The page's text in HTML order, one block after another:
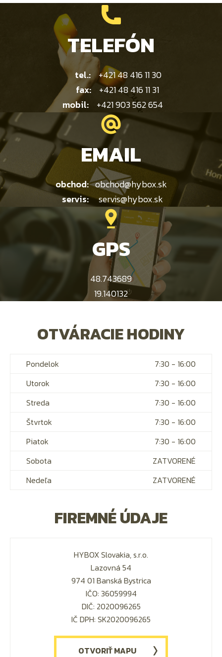
TELEFÓN
tel.: +421 48 416 11 30
fax:
+421 48 416 11 31
mobil:
+421 903 562 654
EMAIL
obchod: obchod@hybox.sk
servis:
servis@hybox.sk
GPS
48.743689
19.140132
OTVÁRACIE HODINY
Pondelok
7:30 - 16:00
Utorok
7:30 - 16:00
Streda
7:30 - 16:00
Štvrtok
7:30 - 16:00
Piatok
7:30 - 16:00
Sobota
ZATVORENÉ
Nedeľa
ZATVORENÉ
FIREMNÉ ÚDAJE
HYBOX Slovakia, s.r.o.
Lazovná 54
974 01 Banská Bystrica
IČO: 36059994
DIČ: 2020096265
IČ DPH: SK2020096265
OTVORIŤ MAPU